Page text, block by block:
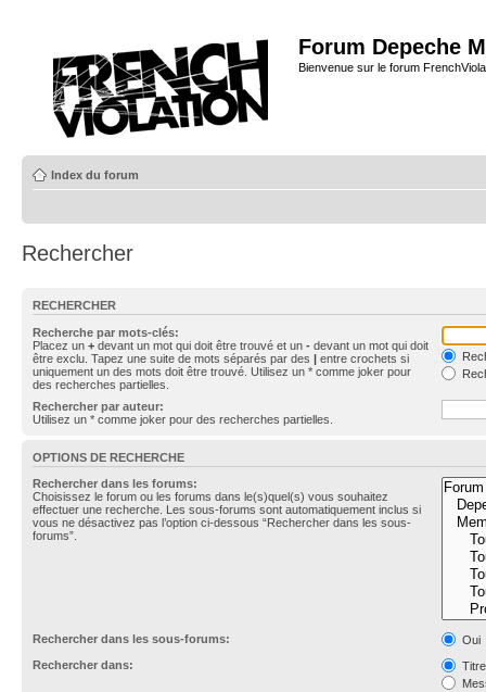
Forum Depeche
Bienvenue sur le forum
Index du forum
Rechercher
RECHERCHER
Recherche par mots-clés:
Placez un + devant un mot qui doit être trouvé et un - devant un mot qui doit
être exclu. Tapez une suite de mots séparés par des | entre crochets si
uniquement un des mots doit être trouvé. Utilisez un * comme joker pour
des recherches partielles.
Rechercher par auteur:
Utilisez un * comme joker pour des recherches partielles.
OPTIONS DE RECHERCHE
Rechercher dans les forums:
Choisissez le forum ou les forums dans le(s)quel(s) vous souhaitez
effectuer une recherche. Les sous-forums sont automatiquement inclus si
vous ne désactivez pas l’option ci-dessous “Rechercher dans les sous-
forums”.
Rechercher dans les sous-forums:
Oui
Rechercher dans: